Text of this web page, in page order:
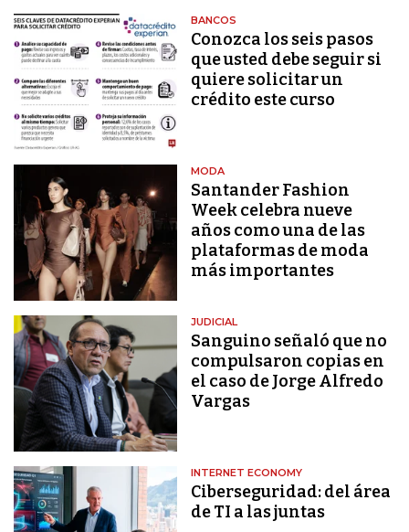
BANCOS
Conozca los seis pasos
que usted debe seguir si
quiere solicitar un
crédito este curso
MODA
Santander Fashion
Week celebra nueve
años como una de las
plataformas de moda
más importantes
JUDICIAL
Sanguino señaló que no
compulsaron copias en
el caso de Jorge Alfredo
Vargas
INTERNET ECONOMY
Ciberseguridad: del área
de TI a las juntas